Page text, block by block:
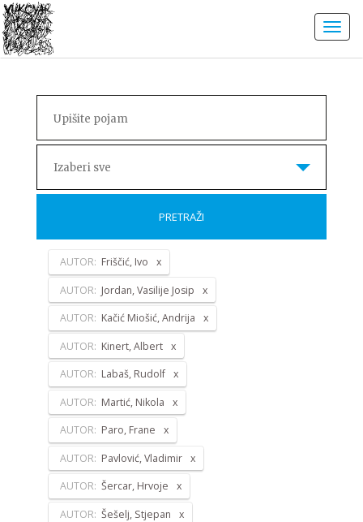
Izaberi sve
PRETRAŽI
AUTOR: Friščić, Ivo
AUTOR: Jordan, Vasilije Josip
AUTOR: Kačić Miošić, Andrija
AUTOR: Kinert, Albert
AUTOR: Labaš, Rudolf
AUTOR: Martić, Nikola
AUTOR: Paro, Frane
AUTOR: Pavlović, Vladimir
AUTOR: Šercar, Hrvoje
AUTOR: Šešelj, Stjepan